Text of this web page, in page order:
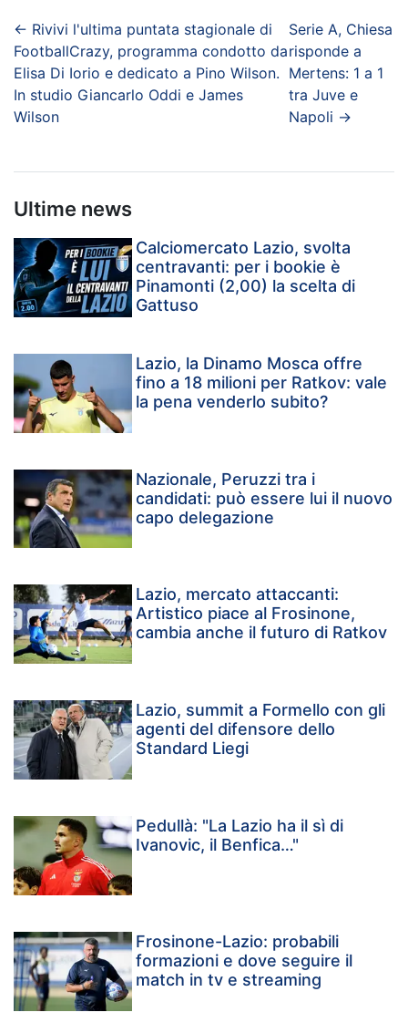
← Rivivi l'ultima puntata stagionale di
FootballCrazy, programma condotto da
Elisa Di Iorio e dedicato a Pino Wilson.
In studio Giancarlo Oddi e James
Wilson
Serie A, Chiesa
risponde a
Mertens: 1 a 1
tra Juve e
Napoli →
Ultime news
Calciomercato Lazio, svolta
centravanti: per i bookie è
Pinamonti (2,00) la scelta di
Gattuso
Lazio, la Dinamo Mosca offre
fino a 18 milioni per Ratkov: vale
la pena venderlo subito?
Nazionale, Peruzzi tra i
candidati: può essere lui il nuovo
capo delegazione
Lazio, mercato attaccanti:
Artistico piace al Frosinone,
cambia anche il futuro di Ratkov
Lazio, summit a Formello con gli
agenti del difensore dello
Standard Liegi
Pedullà: "La Lazio ha il sì di
Ivanovic, il Benfica…"
Frosinone-Lazio: probabili
formazioni e dove seguire il
match in tv e streaming